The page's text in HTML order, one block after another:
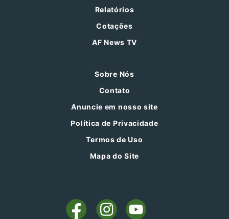
Relatórios
Cotações
AF News TV
Sobre Nós
Contato
Anuncie em nosso site
Política de Privacidade
Termos de Uso
Mapa do Site